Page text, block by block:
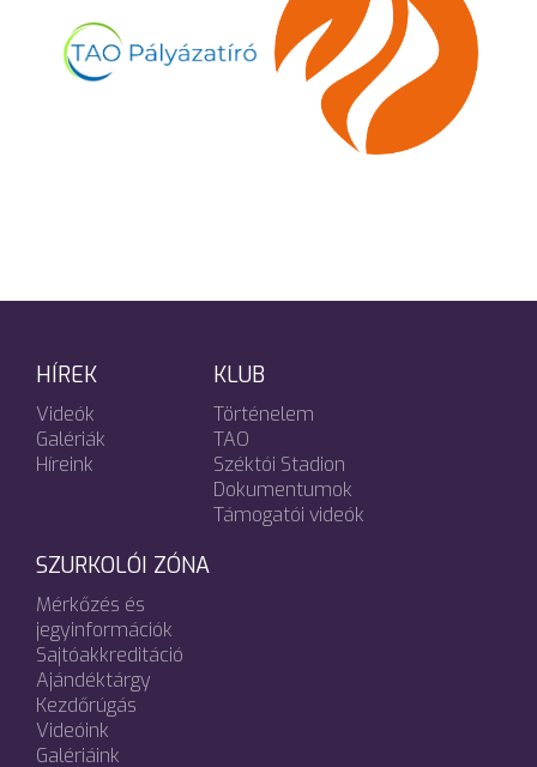
HÍREK
Videók
Galériák
Híreink
KLUB
Történelem
TAO
Széktói Stadion
Dokumentumok
Támogatói videók
SZURKOLÓI ZÓNA
Mérkőzés és
jegyinformációk
Sajtóakkreditáció
Ajándéktárgy
Kezdőrúgás
Videóink
Galériáink